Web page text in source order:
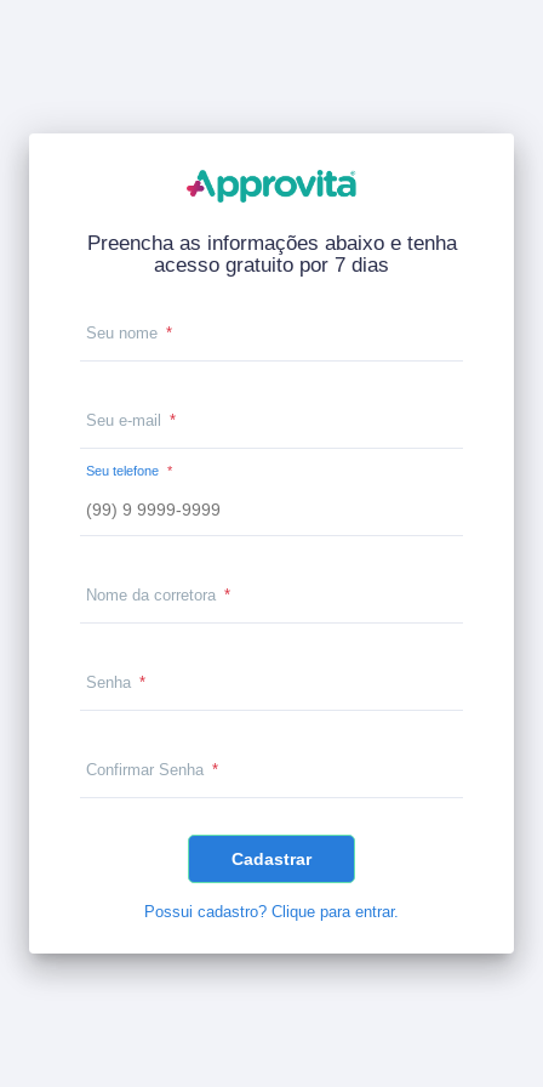
Preencha as informações abaixo e tenha
acesso gratuito por 7 dias
Seu nome *
Seu e-mail *
Seu telefone *
Nome da corretora *
Senha *
Confirmar Senha *
Cadastrar
Possui cadastro? Clique para entrar.